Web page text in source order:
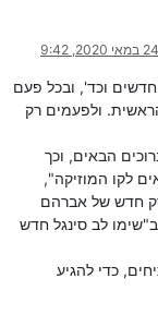
24 במאי 2020, 9:42
וכד', ובכל פעם
ולפעמים רק
הבאים, וכך
לקו המוזיקה",
חדש של אברהם
לב סינגל חדש
כדי להגיע